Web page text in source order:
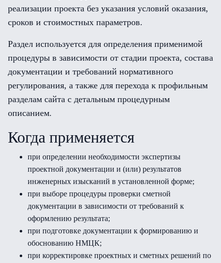
реализации проекта без указания условий оказания,
сроков и стоимостных параметров.
Раздел используется для определения применимой
процедуры в зависимости от стадии проекта, состава
документации и требований нормативного
регулирования, а также для перехода к профильным
разделам сайта с детальным процедурным
описанием.
Когда применяется
при определении необходимости экспертизы
проектной документации и (или) результатов
инженерных изысканий в установленной форме;
при выборе процедуры проверки сметной
документации в зависимости от требований к
оформлению результата;
при подготовке документации к формированию и
обоснованию НМЦК;
при корректировке проектных и сметных решений по